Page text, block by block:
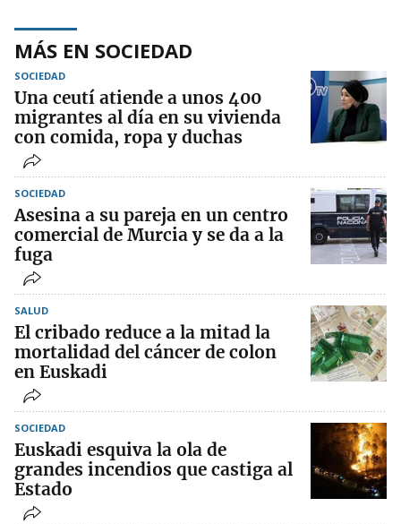
MÁS EN SOCIEDAD
SOCIEDAD
Una ceutí atiende a unos 400
migrantes al día en su vivienda
con comida, ropa y duchas
SOCIEDAD
Asesina a su pareja en un centro
comercial de Murcia y se da a la
fuga
SALUD
El cribado reduce a la mitad la
mortalidad del cáncer de colon
en Euskadi
SOCIEDAD
Euskadi esquiva la ola de
grandes incendios que castiga al
Estado